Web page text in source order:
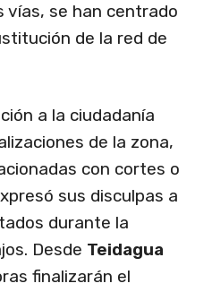
vías, se han centrado
de la red de
a la ciudadanía
de la zona,
con cortes o
sus disculpas a
durante la
Desde Teidagua
finalizarán el